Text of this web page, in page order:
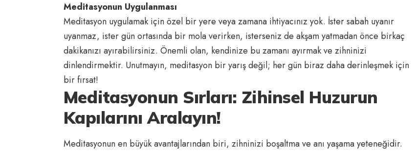
Meditasyonun Uygulanması
Meditasyon uygulamak için özel bir yere veya zamana ihtiyacınız yok. İster sabah uyanır
uyanmaz, ister gün ortasında bir mola verirken, isterseniz de akşam yatmadan önce birkaç
dakikanızı ayırabilirsiniz. Önemli olan, kendinize bu zamanı ayırmak ve zihninizi
dinlendirmektir. Unutmayın, meditasyon bir yarış değil; her gün biraz daha derinleşmek için
bir fırsat!
Meditasyonun Sırları: Zihinsel Huzurun
Kapılarını Aralayın!
Meditasyonun en büyük avantajlarından biri, zihninizi boşaltma ve anı yaşama yeteneğidir.